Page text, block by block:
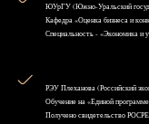
ЮУрГУ (Южно-Уральский
Кафедра «Оценка бизнеса и
Специальность - «Экономика и
РЭУ Плеханова (Российский
Обучение на «Единой
Получено свидетельство